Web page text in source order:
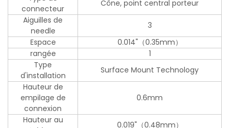
connecteur
Cône, point central porteur
Aiguilles de
needle
3
Espace
0.014"（0.35mm）
rangée
1
Type
d'installation
Surface Mount Technology
Hauteur de
empilage de
connexion
0.6mm
Hauteur au
0.019"（0.48mm）